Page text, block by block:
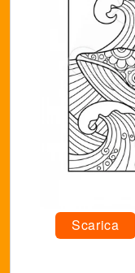
Scarica